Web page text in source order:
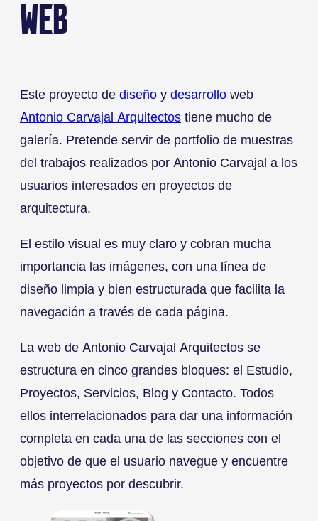
WEB
Este proyecto de diseño y desarrollo web
Antonio Carvajal Arquitectos tiene mucho de
galería. Pretende servir de portfolio de muestras
del trabajos realizados por Antonio Carvajal a los
usuarios interesados en proyectos de
arquitectura.
El estilo visual es muy claro y cobran mucha
importancia las imágenes, con una línea de
diseño limpia y bien estructurada que facilita la
navegación a través de cada página.
La web de Antonio Carvajal Arquitectos se
estructura en cinco grandes bloques: el Estudio,
Proyectos, Servicios, Blog y Contacto. Todos
ellos interrelacionados para dar una información
completa en cada una de las secciones con el
objetivo de que el usuario navegue y encuentre
más proyectos por descubrir.